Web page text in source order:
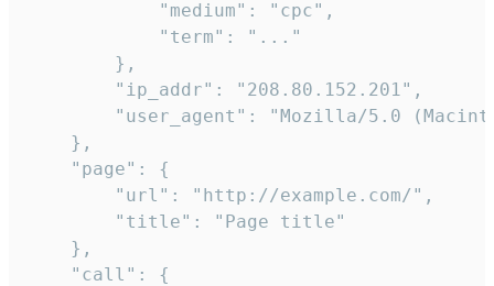
            "medium": "cpc",
            "term": "..."
        },
        "ip_addr": "208.80.152.201",
"user_agent": "Mozilla/5.0
    },
    "page": {
        "url": "http://example.com/",
        "title": "Page title"
    },
    "call": {